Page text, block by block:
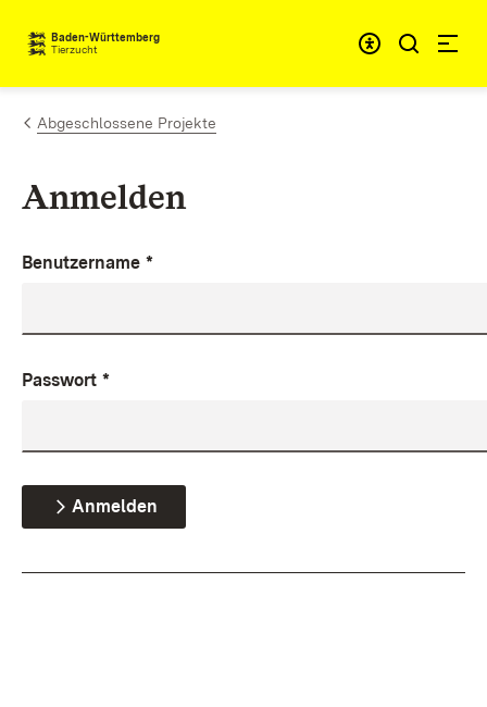
Zum Inhalt springen
Baden-Württemberg
Tierzucht
Abgeschlossene Projekte
Anmelden
Benutzername *
Passwort *
Anmelden